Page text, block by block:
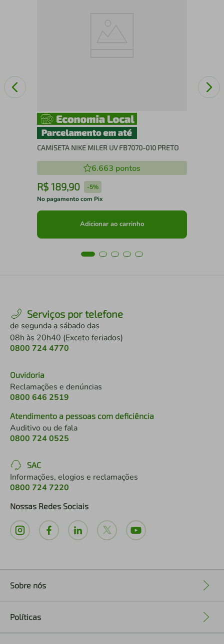
CAMISETA NIKE MILER UV FB7070-010 PRETO
6.663 pontos
R$ 189,90 -5%
No pagamento com Pix
Adicionar ao carrinho
Serviços por telefone
de segunda a sábado das
08h às 20h40 (Exceto feriados)
0800 724 4770
Ouvidoria
Reclamações e denúncias
0800 646 2519
Atendimento a pessoas com deficiência
Auditivo ou de fala
0800 724 0525
SAC
Informações, elogios e reclamações
0800 724 7220
Nossas Redes Sociais
Sobre nós
Políticas